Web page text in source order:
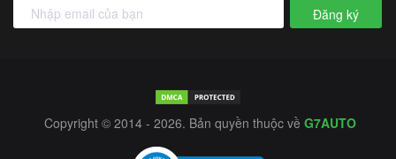
Đăng ký
Copyright © 2014 - 2026. Bản quyền thuộc về G7AUTO